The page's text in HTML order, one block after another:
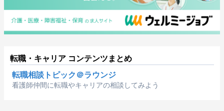
転職・キャリア コンテンツまとめ
転職相談トピック＠ラウンジ
看護師仲間に転職やキャリアの相談してみよう